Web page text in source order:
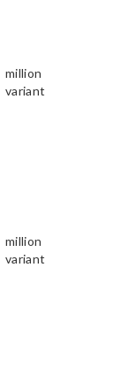
million
variant
million
variant